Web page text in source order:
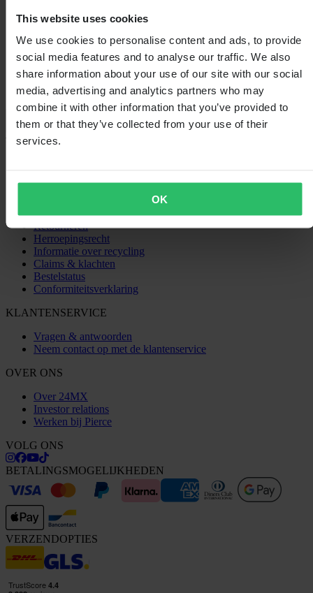
This website uses cookies
We use cookies to personalise content and ads, to provide
social media features and to analyse our traffic. We also
share information about your use of our site with our social
media, advertising and analytics partners who may
combine it with other information that you’ve provided to
them or that they’ve collected from your use of their
services.
OK
0
0
Betaling
Retourneren
Herroepingsrecht
Informatie over recycling
Claims & klachten
Bestelstatus
Conformiteitsverklaring
KLANTENSERVICE
Vragen & antwoorden
Neem contact op met de klantenservice
OVER ONS
Over 24MX
Investor relations
Werken bij Pierce
VOLG ONS
BETALINGSMOGELIJKHEDEN
VERZENDOPTIES